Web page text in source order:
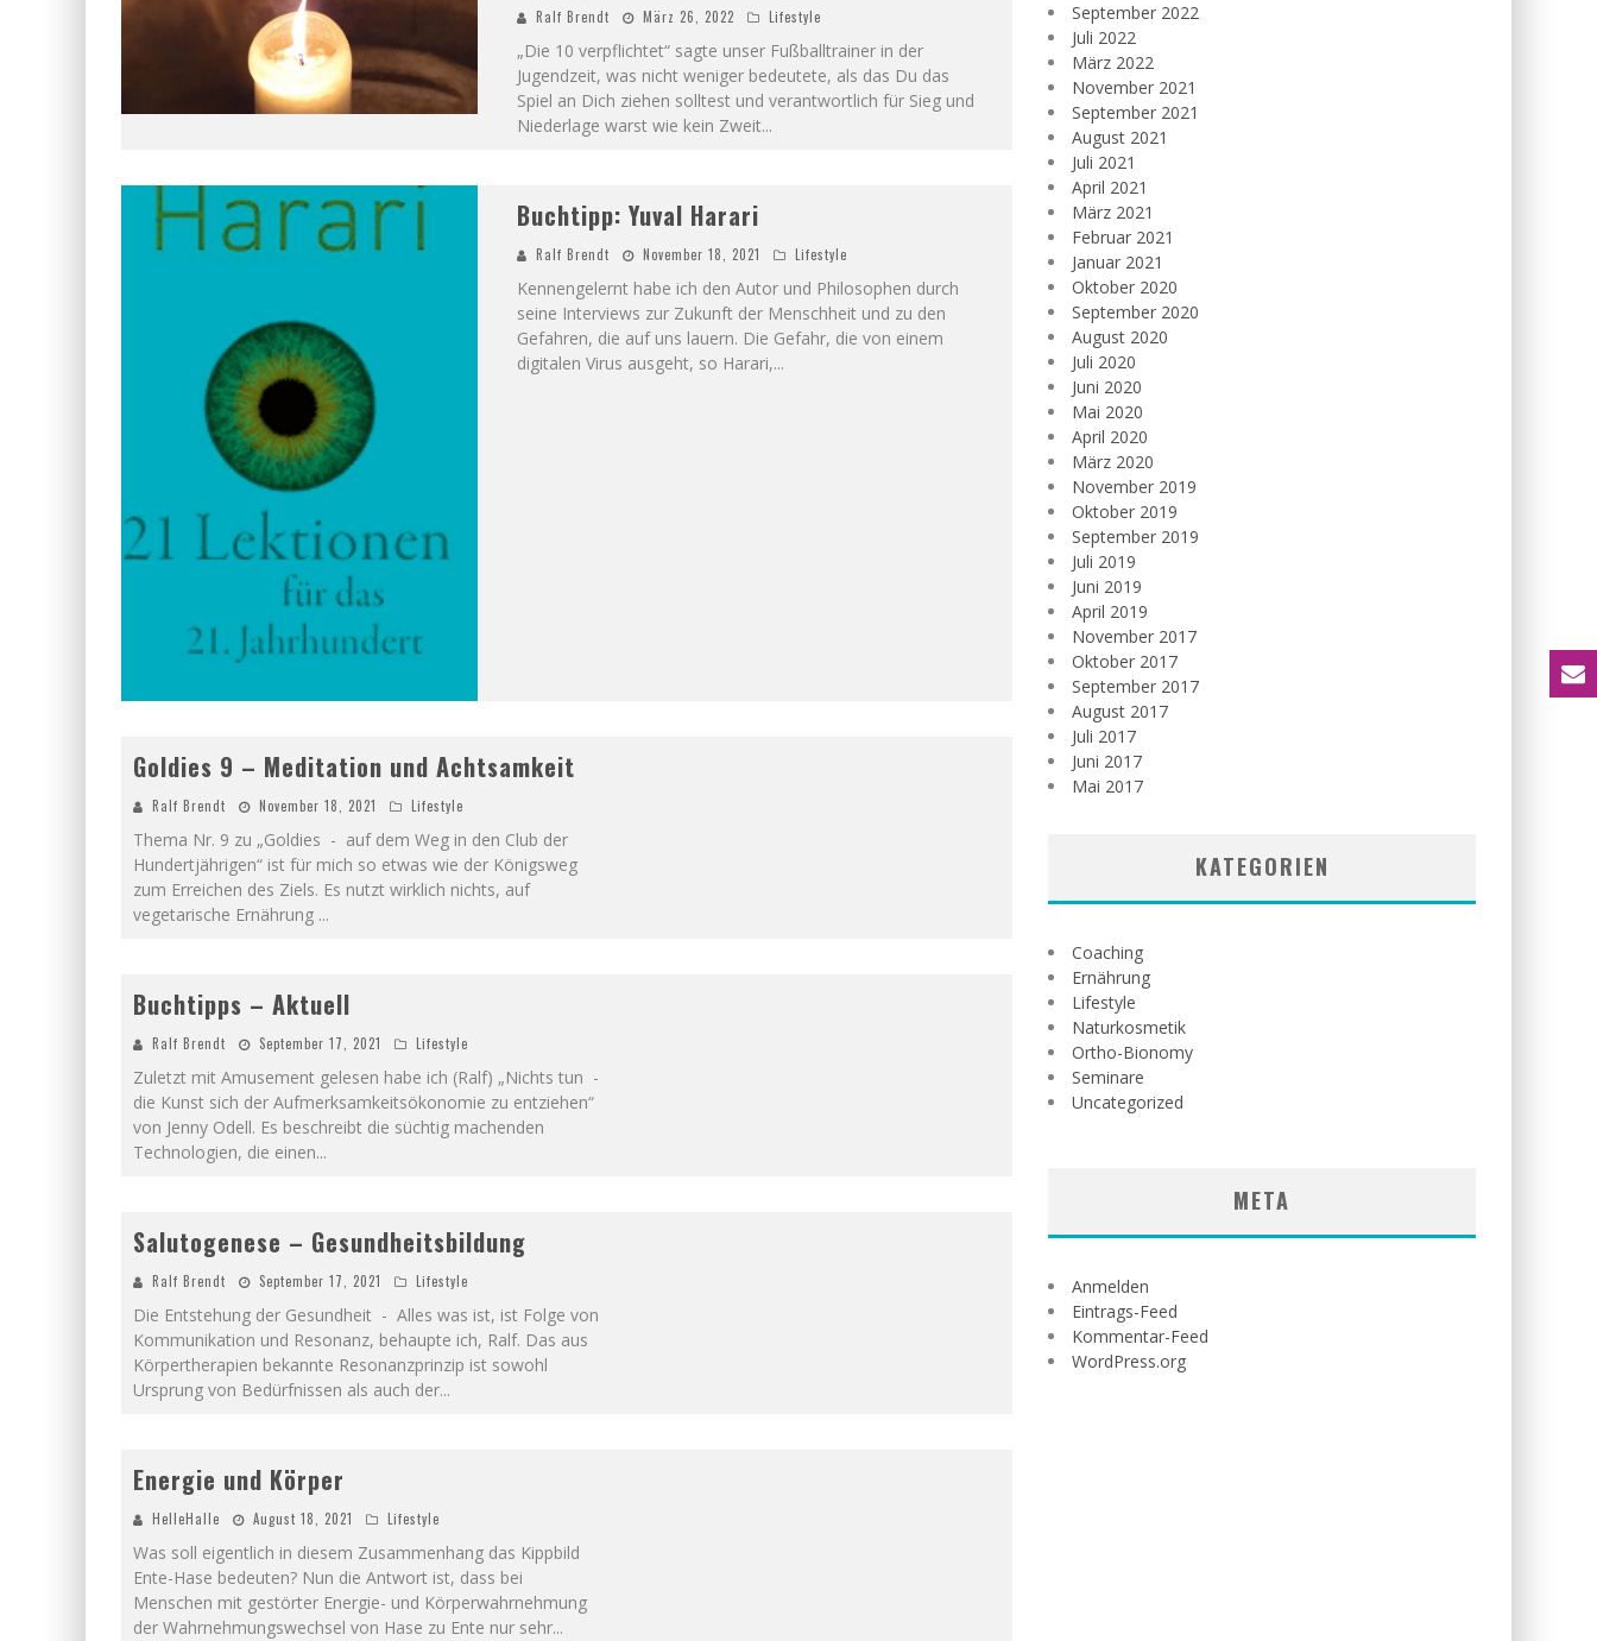
Ralf Brendt März 26, 2022 Lifestyle
„Die 10 verpflichtet“ sagte unser Fußballtrainer in der
Jugendzeit, was nicht weniger bedeutete, als das Du das
Spiel an Dich ziehen solltest und verantwortlich für Sieg und
Niederlage warst wie kein Zweit...
Buchtipp: Yuval Harari
Ralf Brendt November 18, 2021 Lifestyle
Kennengelernt habe ich den Autor und Philosophen durch
seine Interviews zur Zukunft der Menschheit und zu den
Gefahren, die auf uns lauern. Die Gefahr, die von einem
digitalen Virus ausgeht, so Harari,...
Goldies 9 – Meditation und Achtsamkeit
Ralf Brendt November 18, 2021 Lifestyle
Thema Nr. 9 zu „Goldies - auf dem Weg in den Club der
Hundertjährigen“ ist für mich so etwas wie der Königsweg
zum Erreichen des Ziels. Es nutzt wirklich nichts, auf
vegetarische Ernährung ...
Buchtipps – Aktuell
Ralf Brendt September 17, 2021 Lifestyle
Zuletzt mit Amusement gelesen habe ich (Ralf) „Nichts tun -
die Kunst sich der Aufmerksamkeitsökonomie zu entziehen“
von Jenny Odell. Es beschreibt die süchtig machenden
Technologien, die einen...
Salutogenese – Gesundheitsbildung
Ralf Brendt September 17, 2021 Lifestyle
Die Entstehung der Gesundheit - Alles was ist, ist Folge von
Kommunikation und Resonanz, behaupte ich, Ralf. Das aus
Körpertherapien bekannte Resonanzprinzip ist sowohl
Ursprung von Bedürfnissen als auch der...
Energie und Körper
HelleHalle August 18, 2021 Lifestyle
Was soll eigentlich in diesem Zusammenhang das Kippbild
Ente-Hase bedeuten? Nun die Antwort ist, dass bei
Menschen mit gestörter Energie- und Körperwahrnehmung
der Wahrnehmungswechsel von Hase zu Ente nur sehr...
September 2022
Juli 2022
März 2022
November 2021
September 2021
August 2021
Juli 2021
April 2021
März 2021
Februar 2021
Januar 2021
Oktober 2020
September 2020
August 2020
Juli 2020
Juni 2020
Mai 2020
April 2020
März 2020
November 2019
Oktober 2019
September 2019
Juli 2019
Juni 2019
April 2019
November 2017
Oktober 2017
September 2017
August 2017
Juli 2017
Juni 2017
Mai 2017
KATEGORIEN
Coaching
Ernährung
Lifestyle
Naturkosmetik
Ortho-Bionomy
Seminare
Uncategorized
META
Anmelden
Eintrags-Feed
Kommentar-Feed
WordPress.org